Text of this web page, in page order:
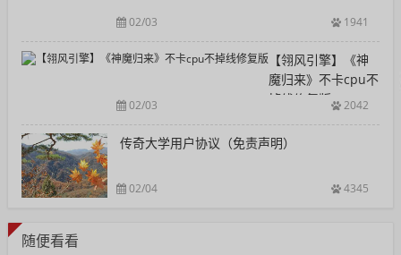
02/03 1941
【翎风引擎】《神
魔归来》不卡cpu不
掉线修复版
02/03 2042
传奇大学用户协议（免责声明）
02/04 4345
随便看看